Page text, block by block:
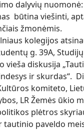
dalyvių
būtina viešinti,
žmonėmis.
kolegijos
g. 39A,
vieša diskusija
ir skurdas“.
komiteto,
LR Žemės ūkio
plėtros
tautinio paveldo